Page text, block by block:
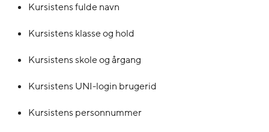
Kursistens fulde navn
Kursistens klasse og hold
Kursistens skole og årgang
Kursistens UNI-login brugerid
Kursistens personnummer